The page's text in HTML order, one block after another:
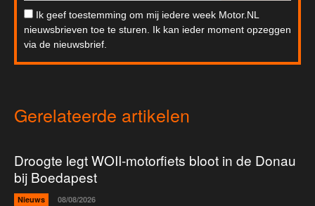
Ik geef toestemming om mij iedere week Motor.NL
nieuwsbrieven toe te sturen. Ik kan ieder moment opzeggen
via de nieuwsbrief.
Gerelateerde artikelen
Droogte legt WOII-motorfiets bloot in de Donau
bij Boedapest
Nieuws 08/08/2026